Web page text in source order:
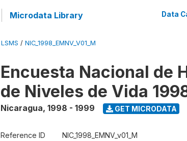
Microdata Library Data
LSMS / NIC_1998_EMNV_V01_M
Encuesta Nacional de
de Niveles de Vida
Nicaragua, 1998 - 1999 GET MICRODATA
Reference ID NIC_1998_EMNV_v01_M